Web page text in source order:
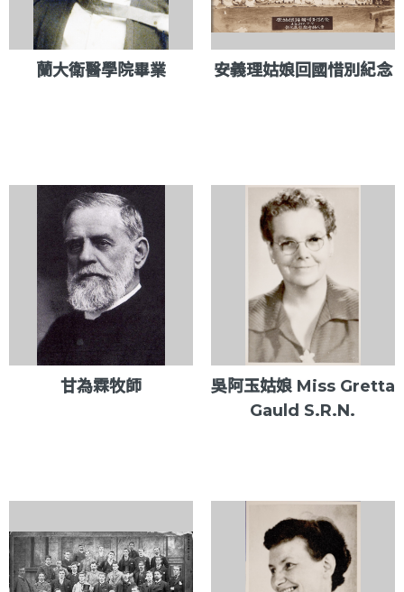
蘭大衛醫學院畢業 安義理姑娘回國惜別紀念
甘為霖牧師
吳阿玉姑娘 Miss Gretta
Gauld S.R.N.